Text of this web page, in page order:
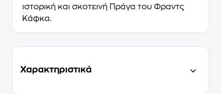
ιστορική και σκοτεινή Πράγα του Φραντς
Κάφκα.
Χαρακτηριστικά